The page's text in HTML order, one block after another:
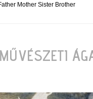
Mother Sister Brother